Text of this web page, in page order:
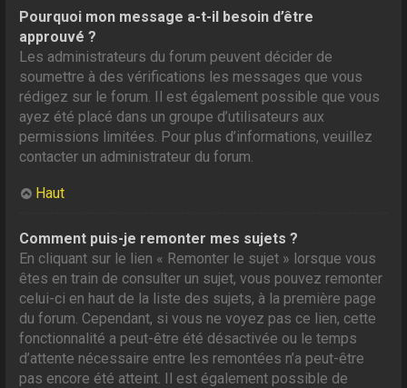
Pourquoi mon message a-t-il besoin d’être
approuvé ?
Les administrateurs du forum peuvent décider de
soumettre à des vérifications les messages que vous
rédigez sur le forum. Il est également possible que vous
ayez été placé dans un groupe d’utilisateurs aux
permissions limitées. Pour plus d’informations, veuillez
contacter un administrateur du forum.
Haut
Comment puis-je remonter mes sujets ?
En cliquant sur le lien « Remonter le sujet » lorsque vous
êtes en train de consulter un sujet, vous pouvez remonter
celui-ci en haut de la liste des sujets, à la première page
du forum. Cependant, si vous ne voyez pas ce lien, cette
fonctionnalité a peut-être été désactivée ou le temps
d’attente nécessaire entre les remontées n’a peut-être
pas encore été atteint. Il est également possible de